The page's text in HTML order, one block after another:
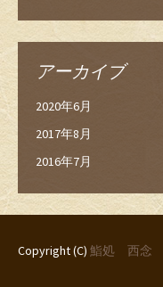
アーカイブ
2020年6月
2017年8月
2016年7月
Copyright (C) 鮨処 西念